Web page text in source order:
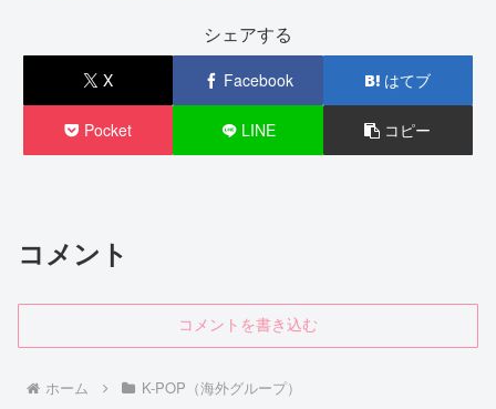
シェアする
X Facebook はてブ
Pocket LINE コピー
コメント
コメントを書き込む
ホーム K-POP（海外グループ）